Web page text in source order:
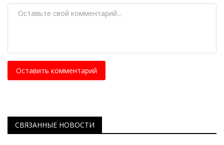
Оставить комментарий
СВЯЗАННЫЕ НОВОСТИ